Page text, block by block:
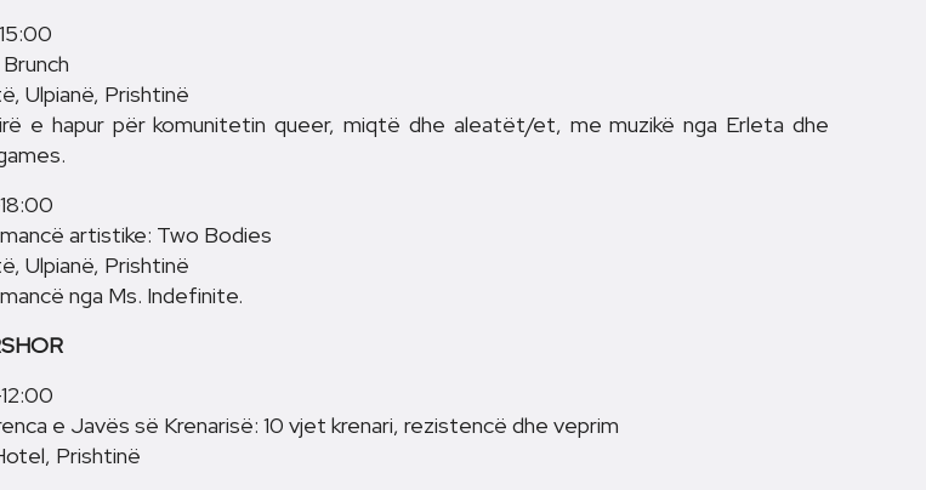
Ulpianë, Prishtinë
e hapur për komunitetin queer, miqtë dhe aleatët/et, me muzikë nga Erleta dhe
artistike: Two Bodies
Ulpianë, Prishtinë
nga Ms. Indefinite.
e Javës së Krenarisë: 10 vjet krenari, rezistencë dhe veprim
Prishtinë